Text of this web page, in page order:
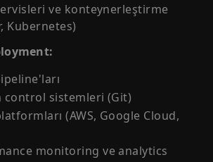
ve konteynerleştirme
Kubernetes)
control sistemleri (Git)
(AWS, Google Cloud,
monitoring ve analytics